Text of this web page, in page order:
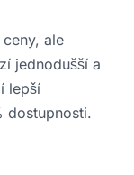
ale
jednodušší a
lepší
dostupnosti.